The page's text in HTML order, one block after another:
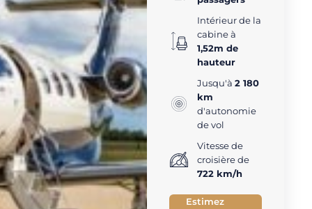
Intérieur de la
cabine à
1,52m de
hauteur
Jusqu'à 2 180
km
d'autonomie
de vol
Vitesse de
croisière de
722 km/h
Estimez